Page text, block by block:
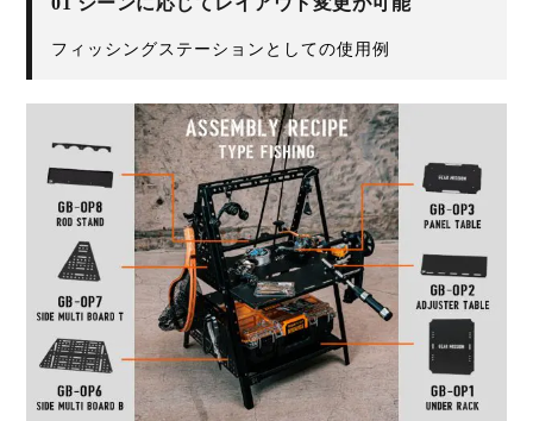
フィッシングステーションとしての使用例